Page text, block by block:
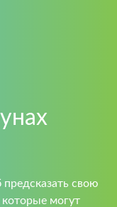
предсказать свою
могут